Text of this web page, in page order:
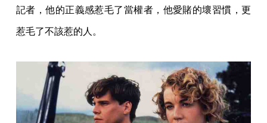
記者，他的正義感惹毛了當權者，他愛賭的壞習慣，更
惹毛了不該惹的人。